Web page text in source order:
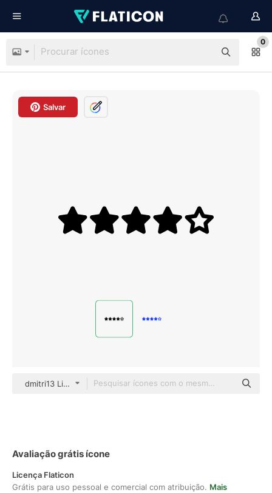
0
Salvar
dmitri13 Lineal
Avaliação grátis ícone
Licença Flaticon
Grátis para uso pessoal e comercial com atribuição. Mais